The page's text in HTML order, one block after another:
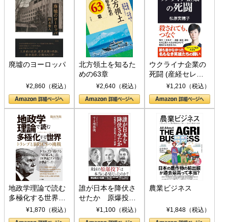
廃墟のヨーロッパ
¥2,860（税込）
北方領土を知るた
めの63章
¥2,640（税込）
ウクライナ企業の
死闘 (産経セレク
ト S 039)¥1,210（税込）
地政学理論で読む
多極化する世界：
トランプとBRICS
の挑戦
¥1,870（税込）
誰が日本を降伏さ
せたか 原爆投
下、ソ連参戦、そ
して聖断 (PHP新
¥1,100（税込）
農業ビジネス
¥1,848（税込）